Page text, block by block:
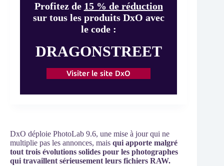
Profitez de 15 % de réduction
sur tous les produits DxO avec
le code :
DRAGONSTREET
Visiter le site DxO
DxO déploie PhotoLab 9.6, une mise à jour qui ne
multiplie pas les annonces, mais qui apporte malgré
tout trois évolutions solides pour les photographes
qui travaillent sérieusement leurs fichiers RAW.